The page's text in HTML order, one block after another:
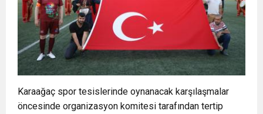
Karaağaç spor tesislerinde oynanacak karşılaşmalar
öncesinde organizasyon komitesi tarafından tertip